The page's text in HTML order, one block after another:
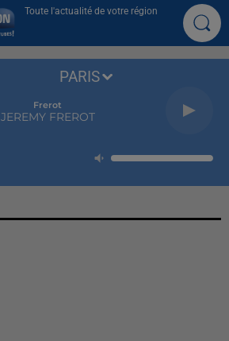
Toute l'actualité de votre région
Frerot
JEREMY FREROT
PARIS